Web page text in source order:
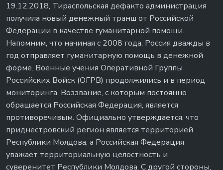
19.12.2018, Тираспольская дефакто администрация
получила новый денежный транш от Российской
Федерации в качестве гуманитарной помощи.
Напомним, что начиная с 2008 года, Россия дважды в
год отправляет гуманитарную помощь в денежной
форме. Военные учения Оперативной Группы
Российских Войск (ОГРВ) продолжились и в период
мониторинга. Воззвание, с которым постоянно
обращается Российская Федерация, является
противоречивым. Официально утверждается, что
приднестровский регион является территорией
Республики Молдова, а Российская Федерация
уважает территориальную целостность и
суверенитет Республики Молдова. С другой стороны,